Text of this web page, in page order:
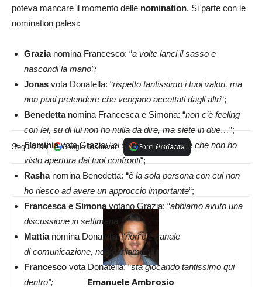
poteva mancare il momento delle nomination. Si parte con le
nomination palesi:
Grazianomina Francesco: “a volte lanci il sasso e
nascondi la mano”;
Jonas vota Donatella: “rispetto tantissimo i tuoi valori, ma
non puoi pretendere che vengano accettati dagli altri“;
Benedettanomina Francesca e Simona: “non c’è feeling
con lei, su di lui non ho nulla da dire, ma siete in due…”;
Flaminiavota Grazia: “ci sono rimasta male che non ho
visto apertura dai tuoi confronti“;
Rashanomina Benedetta: “è la sola persona con cui non
ho riesco ad avere un approccio importante“;
Francesca e Simonavotano Grazia: “abbiamo avuto una
discussione in settimana”;
Mattianomina Donatella: “non c’è canale
dicomunicazione, non parliamo “;
Francesco vota Donatella: “sta giocando tantissimo qui
dentro”;
Seguici su GoogleDiscover Fonti Preferite
Emanuele Ambrosio